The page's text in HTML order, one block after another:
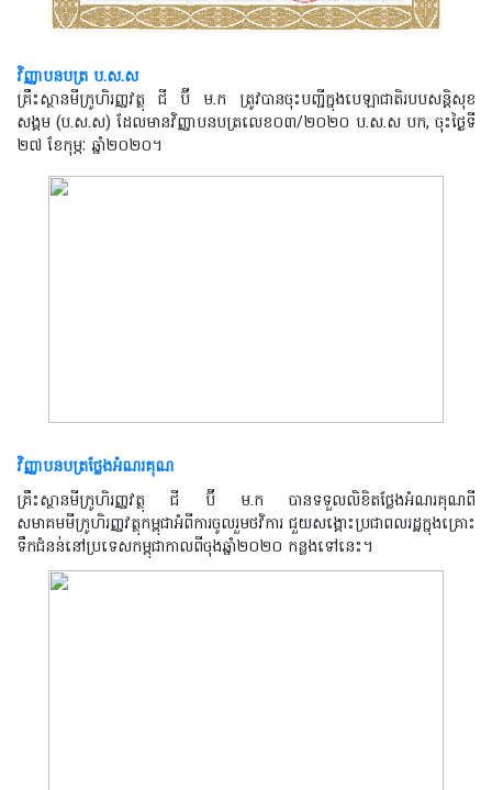
វិញ្ញាបនបត្រ ប.ស.ស
គ្រឹះស្ថានមីក្រូហិរញ្ញវត្ថុ ជី ប៊ី ម.ក ត្រូវបានចុះបញ្ជីក្នុងបេឡាជាតិរបបសន្តិសុខ
សង្គម (ប.ស.ស) ដែលមានវិញ្ញាបនបត្រលេខ០៣/២០២០ ប.ស.ស បក,ចុះថ្ងៃទី
២៧ ខែកុម្ភៈ ឆ្នាំ២០២០។
វិញ្ញាបនបត្រថ្លែងអំណរគុណ
គ្រឹះស្ថានមីក្រូហិរញ្ញវត្ថុ ជី ប៊ី ម.ក បានទទួលលិខិតថ្លែងអំណរគុណពី
សមាគមមីក្រូហិរញ្ញវត្ថុកម្ពុជាអំពីការចូលរួមថវិការ ជួយសង្គោះប្រជាពលរដ្ឋក្នុងគ្រោះ
ទឹកជំនន់នៅប្រទេសកម្ពុជាកាលពីចុងឆ្នាំ២០២០ កន្លងទៅនេះ។